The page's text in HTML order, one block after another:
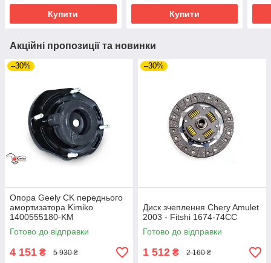
Купити Купити
Акційні пропозиції та новинки
–30%
Опора Geely CK переднього
амортизатора Kimiko
1400555180-KM
Готово до відправки
4 151 ₴ 5 930 ₴
–30%
Диск зчеплення Chery Amulet
2003 - Fitshi 1674-74CC
Готово до відправки
1 512 ₴ 2 160 ₴